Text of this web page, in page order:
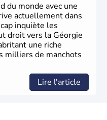
du monde avec une
actuellement dans
inquiète les
droit vers la Géorgie
une riche
milliers de manchots
Lire l'article